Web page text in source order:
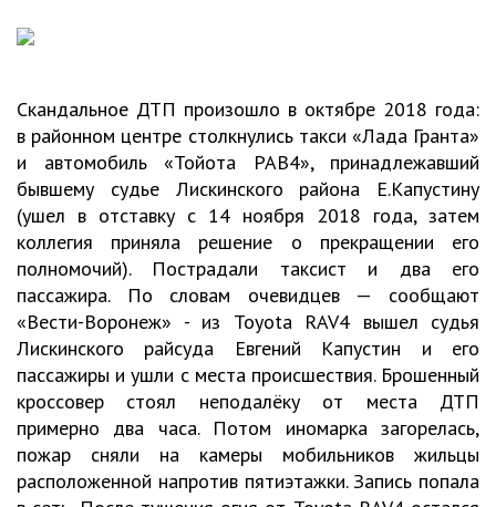
Скандальное ДТП произошло в октябре 2018 года:
в районном центре столкнулись такси «Лада Гранта»
и автомобиль «Тойота РАВ4», принадлежавший
бывшему судье Лискинского района Е.Капустину
(ушел в отставку с 14 ноября 2018 года, затем
коллегия приняла решение о прекращении его
полномочий). Пострадали таксист и два его
пассажира. По словам очевидцев — сообщают
«Вести-Воронеж» - из Toyota RAV4 вышел судья
Лискинского райсуда Евгений Капустин и его
пассажиры и ушли с места происшествия. Брошенный
кроссовер стоял неподалёку от места ДТП
примерно два часа. Потом иномарка загорелась,
пожар сняли на камеры мобильников жильцы
расположенной напротив пятиэтажки. Запись попала